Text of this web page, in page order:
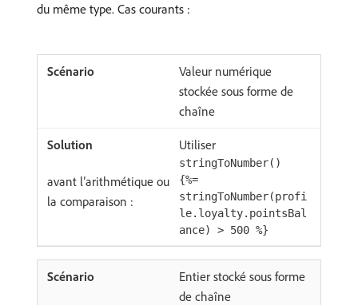
du même type. Cas courants :
Valeur numérique
stockée sous forme de
chaîne
Utiliser
stringToNumber()
avant l’arithmétique ou
la comparaison :
{%=
stringToNumber(profi
le.loyalty.pointsBal
ance) > 500 %}
Entier stocké sous forme
de chaîne